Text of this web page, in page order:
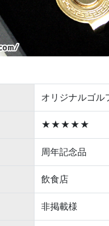
オリジナルゴル
★★★★★
周年記念品
飲食店
非掲載様